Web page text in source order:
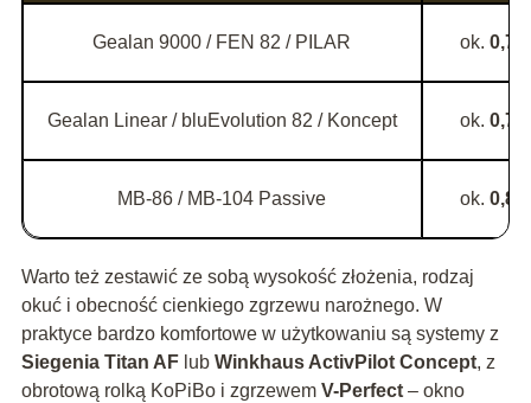
Gealan 9000 / FEN 82 / PILAR ok.
Gealan Linear / bluEvolution 82 / Koncept ok.
MB-86 / MB-104 Passive ok.
Warto też zestawić ze sobą wysokość złożenia, rodzaj
okuć i obecność cienkiego zgrzewu narożnego. W
praktyce bardzo komfortowe w użytkowaniu są systemy z
Siegenia Titan AFlub Winkhaus ActivPilot Concept, z
obrotową rolką KoPiBo i zgrzewem V-Perfect– okno